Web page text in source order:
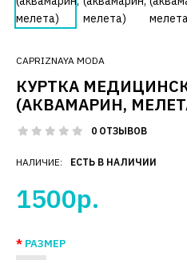
CAPRIZNAYA MODA
КУРТКА
(АКВАМАРИН,
0 ОТЗЫВОВ
НАЛИЧИЕ: ЕСТЬ В НАЛИЧИИ
1500р.
РАЗМЕР